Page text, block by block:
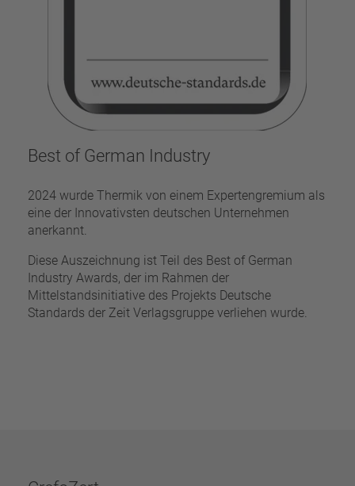
Best of German Industry
2024 wurde Thermik von einem Expertengremium als
eine der Innovativsten deutschen Unternehmen
anerkannt.
Diese Auszeichnung ist Teil des Best of German
Industry Awards, der im Rahmen der
Mittelstandsinitiative des Projekts Deutsche
Standards der Zeit Verlagsgruppe verliehen wurde.